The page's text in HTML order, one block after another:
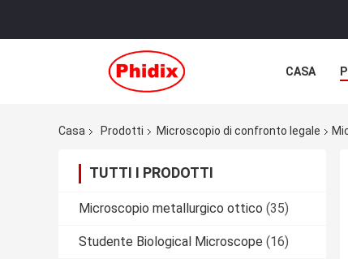
CASA
Casa Prodotti Microscopio di confronto legale
TUTTI I PRODOTTI
Microscopio metallurgico ottico (35)
Studente Biological Microscope (16)